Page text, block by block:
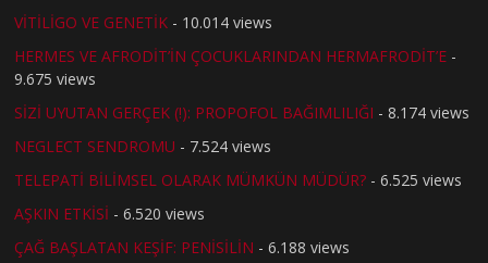
VİTİLİGO VE GENETİK - 10.014 views
HERMES VE AFRODİT’İN ÇOCUKLARINDAN HERMAFRODİT’E -
9.675 views
SİZİ UYUTAN GERÇEK (!): PROPOFOL BAĞIMLILIĞI - 8.174 views
NEGLECT SENDROMU - 7.524 views
TELEPATİ BİLİMSEL OLARAK MÜMKÜN MÜDÜR? - 6.525 views
AŞKIN ETKİSİ - 6.520 views
ÇAĞ BAŞLATAN KEŞİF: PENİSİLİN - 6.188 views